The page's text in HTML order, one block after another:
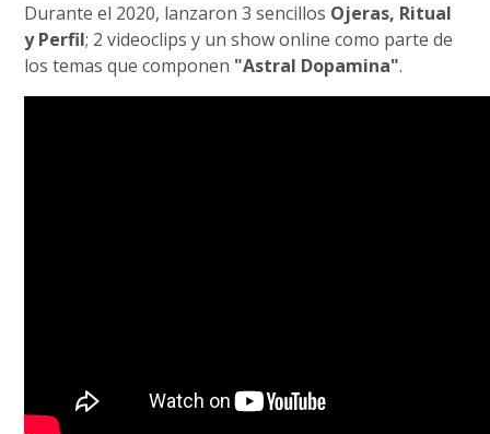
Durante el 2020, lanzaron 3 sencillos Ojeras, Ritual
y Perfil; 2 videoclips y un show online como parte de
los temas que componen "Astral Dopamina".